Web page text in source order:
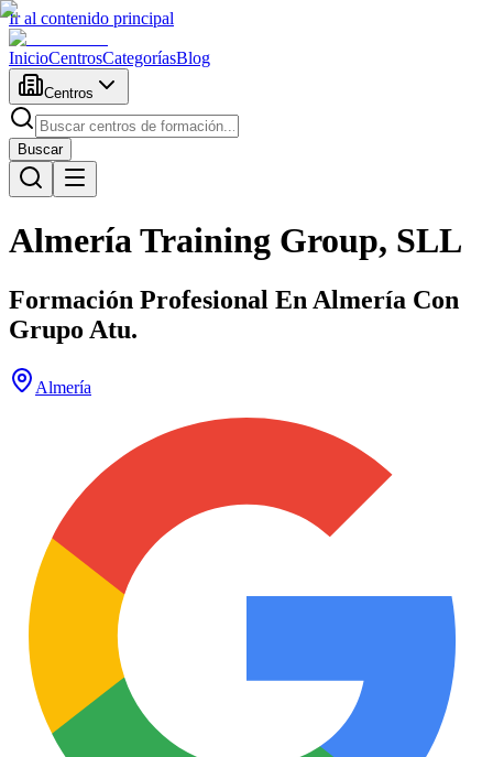
Ir al contenido principal
InicioCentrosCategoríasBlog
Centros
Buscar
Almería Training Group, SLL
Formación Profesional En Almería Con
Grupo Atu.
Almería